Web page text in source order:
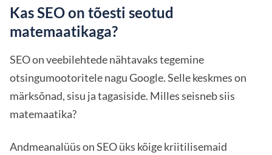
Kas SEO on tõesti seotud
matemaatikaga?
SEO on veebilehtede nähtavaks tegemine
otsingumootoritele nagu Google. Selle keskmes on
märksõnad, sisu ja tagasiside. Milles seisneb siis
matemaatika?
Andmeanalüüs on SEO üks kõige kriitilisemaid